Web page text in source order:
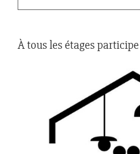
À tous les étages